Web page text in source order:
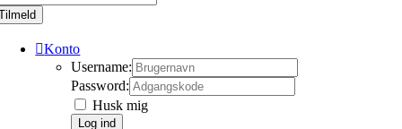
Konto
Username:
Password:
Husk mig